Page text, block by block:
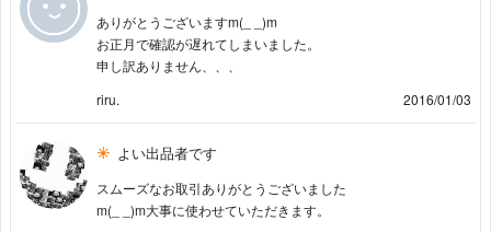
ありがとうございますm(_ _)m
お正月で確認が遅れてしまいました。
申し訳ありません、、、
riru.
2016/01/03
よい出品者です
スムーズなお取引ありがとうございました
m(_ _)m大事に使わせていただきます。